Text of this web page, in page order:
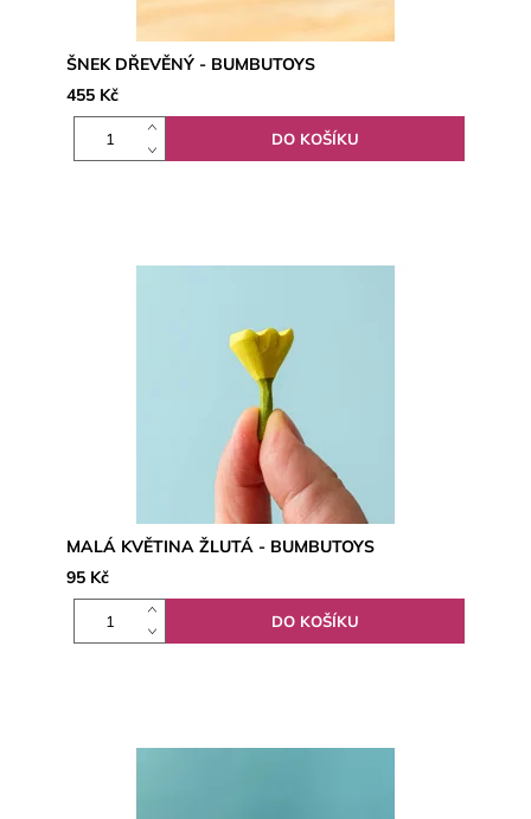
ŠNEK DŘEVĚNÝ - BUMBUTOYS
455 Kč
MALÁ KVĚTINA ŽLUTÁ - BUMBUTOYS
95 Kč